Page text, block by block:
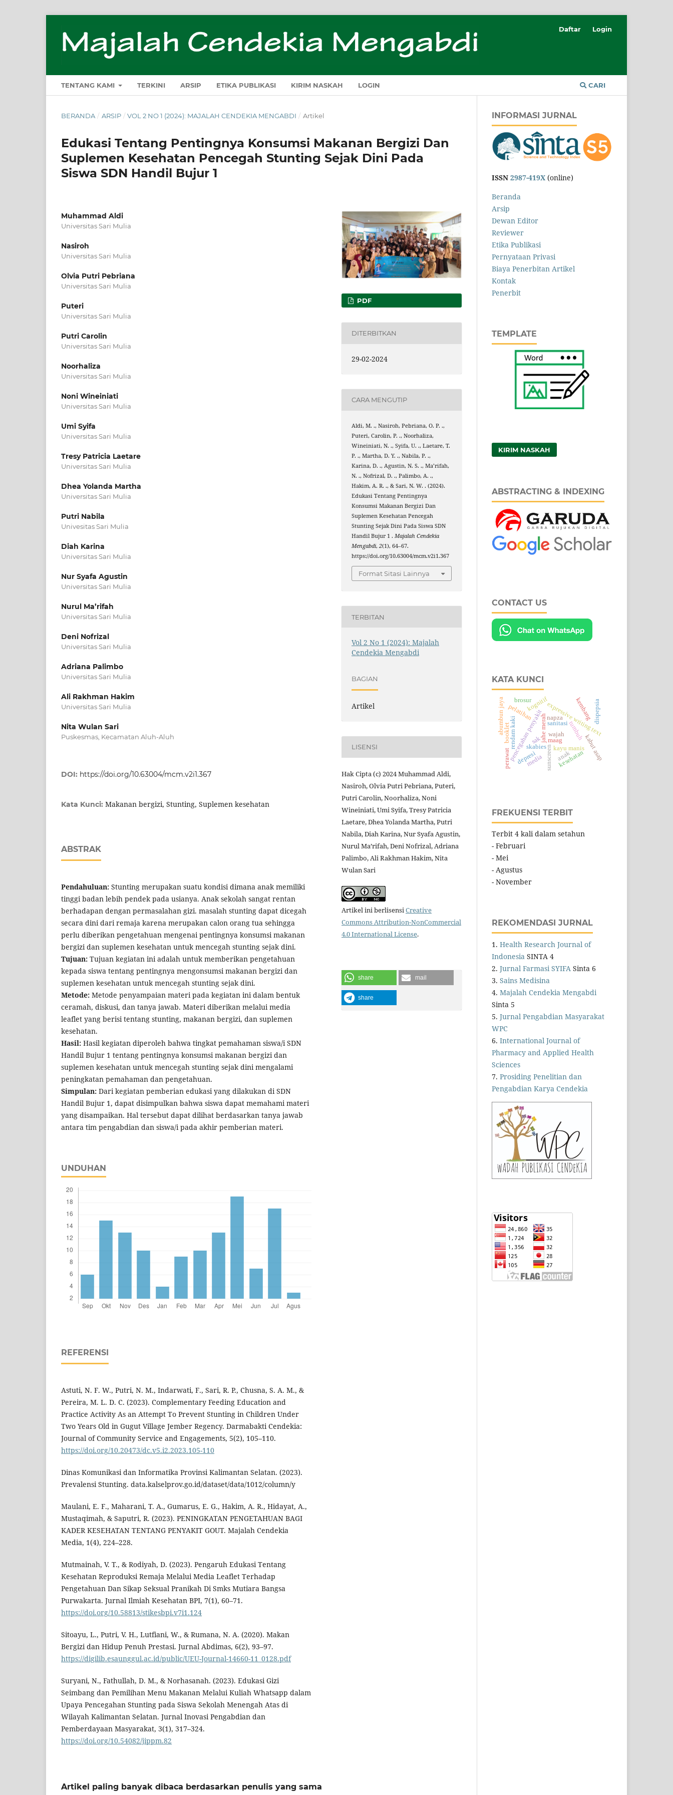
TENTANG KAMI TERKINI ARSIP ETIKA PUBLIKASI KIRIM NASKAH LOGIN CARI
Daftar Login
BERANDA / ARSIP / VOL 2 NO 1 (2024): MAJALAH CENDEKIA MENGABDI / Artikel
Edukasi Tentang Pentingnya Konsumsi Makanan Bergizi Dan
Suplemen Kesehatan Pencegah Stunting Sejak Dini Pada
Siswa SDN Handil Bujur 1
Muhammad Aldi
Universitas Sari Mulia
Nasiroh
Universitas Sari Mulia
Olvia Putri Pebriana
Universitas Sari Mulia
Puteri
Universitas Sari Mulia
Putri Carolin
Universitas Sari Mulia
Noorhaliza
Universitas Sari Mulia
Noni Wineiniati
Universitas Sari Mulia
Umi Syifa
Universitas Sari Mulia
Tresy Patricia Laetare
Universitas Sari Mulia
Dhea Yolanda Martha
Universitas Sari Mulia
Putri Nabila
Univesitas Sari Mulia
Diah Karina
Universitas Sari Mulia
Nur Syafa Agustin
Universitas Sari Mulia
Nurul Ma’rifah
Universitas Sari Mulia
Deni Nofrizal
Universitas Sari Mulia
Adriana Palimbo
Universitas Sari Mulia
Ali Rakhman Hakim
Universitas Sari Mulia
Nita Wulan Sari
Puskesmas, Kecamatan Aluh-Aluh
DOI: https://doi.org/10.63004/mcm.v2i1.367
Kata Kunci: Makanan bergizi, Stunting, Suplemen kesehatan
ABSTRAK
Pendahuluan: Stunting merupakan suatu kondisi dimana anak memiliki
tinggi badan lebih pendek pada usianya. Anak sekolah sangat rentan
berhadapan dengan permasalahan gizi. masalah stunting dapat dicegah
secara dini dari remaja karena merupakan calon orang tua sehingga
perlu diberikan pengetahuan mengenai pentingnya konsumsi makanan
bergizi dan suplemen kesehatan untuk mencegah stunting sejak dini.
Tujuan: Tujuan kegiatan ini adalah untuk memberikan pengetahuan
kepada siswa tentang pentingnya mengonsumsi makanan bergizi dan
suplemen kesehatan untuk mencegah stunting sejak dini.
Metode: Metode penyampaian materi pada kegiatan ini dalam bentuk
ceramah, diskusi, dan tanya jawab. Materi diberikan melalui media
leaflet yang berisi tentang stunting, makanan bergizi, dan suplemen
kesehatan.
Hasil: Hasil kegiatan diperoleh bahwa tingkat pemahaman siswa/i SDN
Handil Bujur 1 tentang pentingnya konsumsi makanan bergizi dan
suplemen kesehatan untuk mencegah stunting sejak dini mengalami
peningkatan pemahaman dan pengetahuan.
Simpulan: Dari kegiatan pemberian edukasi yang dilakukan di SDN
Handil Bujur 1, dapat disimpulkan bahwa siswa dapat memahami materi
yang disampaikan. Hal tersebut dapat dilihat berdasarkan tanya jawab
antara tim pengabdian dan siswa/i pada akhir pemberian materi.
UNDUHAN
REFERENSI
Astuti, N. F. W., Putri, N. M., Indarwati, F., Sari, R. P., Chusna, S. A. M., &
Pereira, M. L. D. C. (2023). Complementary Feeding Education and
Practice Activity As an Attempt To Prevent Stunting in Children Under
Two Years Old in Gugut Village Jember Regency. Darmabakti Cendekia:
Journal of Community Service and Engagements, 5(2), 105–110.
https://doi.org/10.20473/dc.v5.i2.2023.105-110
Dinas Komunikasi dan Informatika Provinsi Kalimantan Selatan. (2023).
Prevalensi Stunting. data.kalselprov.go.id/dataset/data/1012/column/y
Maulani, E. F., Maharani, T. A., Gumarus, E. G., Hakim, A. R., Hidayat, A.,
Mustaqimah, & Saputri, R. (2023). PENINGKATAN PENGETAHUAN BAGI
KADER KESEHATAN TENTANG PENYAKIT GOUT. Majalah Cendekia
Media, 1(4), 224–228.
Mutmainah, V. T., & Rodiyah, D. (2023). Pengaruh Edukasi Tentang
Kesehatan Reproduksi Remaja Melalui Media Leaflet Terhadap
Pengetahuan Dan Sikap Seksual Pranikah Di Smks Mutiara Bangsa
Purwakarta. Jurnal Ilmiah Kesehatan BPI, 7(1), 60–71.
https://doi.org/10.58813/stikesbpi.v7i1.124
Sitoayu, L., Putri, V. H., Lutfiani, W., & Rumana, N. A. (2020). Makan
Bergizi dan Hidup Penuh Prestasi. Jurnal Abdimas, 6(2), 93–97.
https://digilib.esaunggul.ac.id/public/UEU-Journal-14660-11_0128.pdf
Suryani, N., Fathullah, D. M., & Norhasanah. (2023). Edukasi Gizi
Seimbang dan Pemilihan Menu Makanan Melalui Kuliah Whatsapp dalam
Upaya Pencegahan Stunting pada Siswa Sekolah Menengah Atas di
Wilayah Kalimantan Selatan. Jurnal Inovasi Pengabdian dan
Pemberdayaan Masyarakat, 3(1), 317–324.
https://doi.org/10.54082/jippm.82
PDF
DITERBITKAN
29-02-2024
CARA MENGUTIP
Aldi, M. ., Nasiroh, Pebriana, O. P. .,
Puteri, Carolin, P. ., Noorhaliza,
Wineiniati, N. ., Syifa, U. ., Laetare, T.
P. ., Martha, D. Y. ., Nabila, P. .,
Karina, D. ., Agustin, N. S. ., Ma’rifah,
N. ., Nofrizal, D. ., Palimbo, A. .,
Hakim, A. R. ., & Sari, N. W. . (2024).
Edukasi Tentang Pentingnya
Konsumsi Makanan Bergizi Dan
Suplemen Kesehatan Pencegah
Stunting Sejak Dini Pada Siswa SDN
Handil Bujur 1 .Majalah Cendekia
Mengabdi,2(1), 64–67.
https://doi.org/10.63004/mcm.v2i1.367
Format Sitasi Lainnya
TERBITAN
Vol 2 No 1 (2024): Majalah
Cendekia Mengabdi
BAGIAN
Artikel
LISENSI
Hak Cipta (c) 2024 Muhammad Aldi,
Nasiroh, Olvia Putri Pebriana, Puteri,
Putri Carolin, Noorhaliza, Noni
Wineiniati, Umi Syifa, Tresy Patricia
Laetare, Dhea Yolanda Martha, Putri
Nabila, Diah Karina, Nur Syafa Agustin,
Nurul Ma’rifah, Deni Nofrizal, Adriana
Palimbo, Ali Rakhman Hakim, Nita
Wulan Sari
Artikel ini berlisensi Creative
Commons Attribution-NonCommercial
4.0 International License.
share mail
share
Artikel paling banyak dibaca berdasarkan penulis yang sama
INFORMASI JURNAL
ISSN 2987-419X (online)
Beranda
Arsip
Dewan Editor
Reviewer
Etika Publikasi
Pernyataan Privasi
Biaya Penerbitan Artikel
Kontak
Penerbit
TEMPLATE
KIRIM NASKAH
ABSTRACTING & INDEXING
CONTACT US
KATA KUNCI
kayu manis
jahe merah
pencegahan penyakit napza
expressive writing text
maag
wajah
sunscreen
sanitasi
skabies
rendam kaki
pelatihan
depresi
tumbuh
kembang
anak
kesehatan
abumbun jaya dispepsia
kabut asap
kognitif
brosur
booklet
media
sak
perawat
FREKUENSI TERBIT
Terbit 4 kali dalam setahun
- Februari
- Mei
- Agustus
- November
REKOMENDASI JURNAL
1. Health Research Journal of
Indonesia SINTA 4
2. Jurnal Farmasi SYIFA Sinta 6
3. Sains Medisina
4. Majalah Cendekia Mengabdi
Sinta 5
5. Jurnal Pengabdian Masyarakat
WPC
6. International Journal of
Pharmacy and Applied Health
Sciences
7. Prosiding Penelitian dan
Pengabdian Karya Cendekia